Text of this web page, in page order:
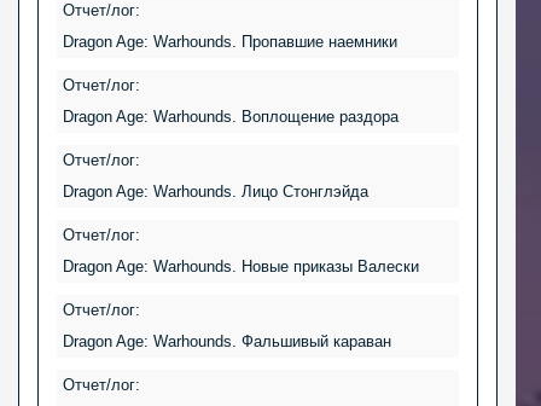
Отчет/лог:
Dragon Age: Warhounds. Пропавшие наемники
Отчет/лог:
Dragon Age: Warhounds. Воплощение раздора
Отчет/лог:
Dragon Age: Warhounds. Лицо Стонглэйда
Отчет/лог:
Dragon Age: Warhounds. Новые приказы Валески
Отчет/лог:
Dragon Age: Warhounds. Фальшивый караван
Отчет/лог: